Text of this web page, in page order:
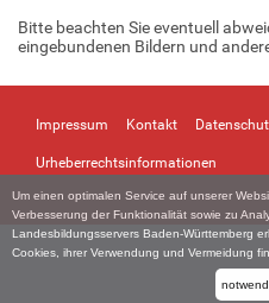
Um einen optimalen Service auf unserer
Verbesserung der Funktionalität sowie zu
Landesbildungsservers Baden-Württemberg
Cookies, ihrer Verwendung und Vermeidung
Bitte beachten Sie eventuell
eingebundenen Bildern und
Impressum Kontakt
Urheberrechtsinformationen